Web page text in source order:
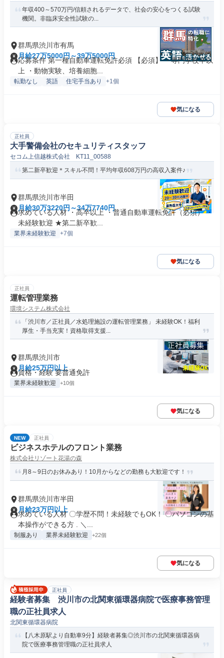
年収400～570万円/信頼されるデータで、社会の安心をつくる試験
機関。非臨床安全性試験の...
群馬県渋川市有馬
月給27万5000円～39万5000円
応募条件 第一種自動車運転免許必須 【必須】 ・専門学校卒以
上 ・動物実験、培養細胞...
転勤なし 英語 住宅手当あり +1個
気になる
正社員
大手警備会社のセキュリティスタッフ
セコム上信越株式会社 KT11_00588
第二新卒歓迎＊スキル不問！平均年収608万円の高収入案件♪
群馬県渋川市半田
月給30万3220円～34万7740円
求めている人材 ・高卒以上 ・普通自動車運転免許（必須） ・
未経験歓迎 ★第二新卒歓...
業界未経験歓迎 +7個
気になる
正社員
運転管理業務
環境システム株式会社
「渋川市／正社員／水処理施設の運転管理業務」 未経験OK！福利
厚生・手当充実！資格取得支援...
群馬県渋川市
月給25万円以上
資格・経験 要普通免許
業界未経験歓迎 +10個
気になる
NEW 正社員
ビジネスホテルのフロント業務
株式会社リゾート花湯の森
月8～9日のお休みあり！10月からなどの勤務も大歓迎です！
群馬県渋川市半田
月給23万円以上
求めている人材 〇学歴不問！未経験でもOK！ 〇パソコンの基
本操作ができる方 . ＼...
制服あり 業界未経験歓迎 +22個
気になる
正社員
経験者募集 渋川市の北関東循環器病院で医療事務管理
職の正社員求人
北関東循環器病院
【八木原駅より自動車9分】経験者募集◎渋川市の北関東循環器病
院で医療事務管理職の正社員求人